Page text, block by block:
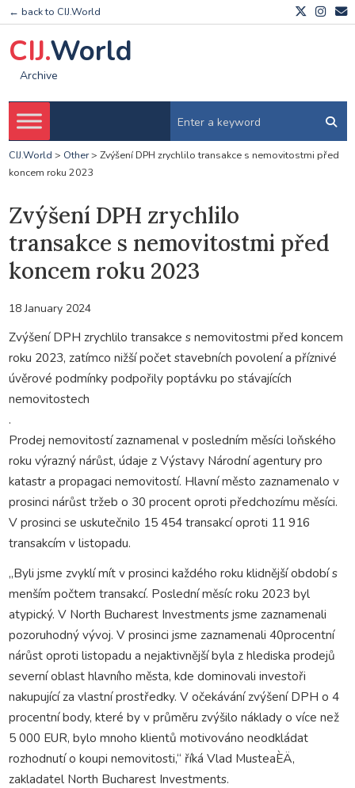
← back to CIJ.World
CIJ.World
Archive
CIJ.World > Other> Zvýšení DPH zrychlilo transakce s nemovitostmi před
koncem roku 2023
Zvýšení DPH zrychlilo
transakce s nemovitostmi před
koncem roku 2023
18 January 2024
Zvýšení DPH zrychlilo transakce s nemovitostmi před koncem
roku 2023, zatímco nižší počet stavebních povolení a příznivé
úvěrové podmínky podpořily poptávku po stávajících
nemovitostech
.
Prodej nemovitostí zaznamenal v posledním měsíci loňského
roku výrazný nárůst, údaje z Výstavy Národní agentury pro
katastr a propagaci nemovitostí. Hlavní město zaznamenalo v
prosinci nárůst tržeb o 30 procent oproti předchozímu měsíci.
V prosinci se uskutečnilo 15 454 transakcí oproti 11 916
transakcím v listopadu.
,,Byli jsme zvyklí mít v prosinci každého roku klidnější období s
menším počtem transakcí. Poslední měsíc roku 2023 byl
atypický. V North Bucharest Investments jsme zaznamenali
pozoruhodný vývoj. V prosinci jsme zaznamenali 40procentní
nárůst oproti listopadu a nejaktivnější byla z hlediska prodejů
severní oblast hlavního města, kde dominovali investoři
nakupující za vlastní prostředky. V očekávání zvýšení DPH o 4
procentní body, které by v průměru zvýšilo náklady o více než
5 000 EUR, bylo mnoho klientů motivováno neodkládat
rozhodnutí o koupi nemovitosti,“ říká Vlad MusteaÈÄ,
zakladatel North Bucharest Investments.